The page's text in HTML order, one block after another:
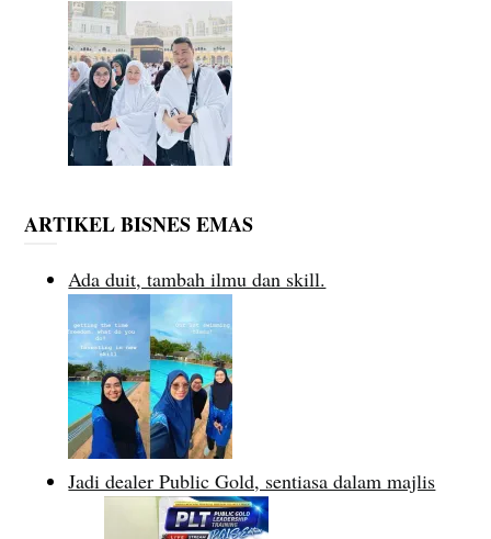
ARTIKEL BISNES EMAS
Ada duit, tambah ilmu dan skill.
Jadi dealer Public Gold, sentiasa dalam majlis